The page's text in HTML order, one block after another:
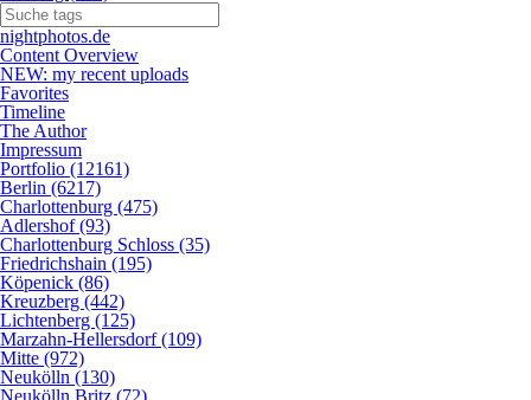
nightphotos.de
Content Overview
NEW: my recent uploads
Favorites
Timeline
The Author
Impressum
Portfolio (12161)
Berlin (6217)
Charlottenburg (475)
Adlershof (93)
Charlottenburg Schloss (35)
Friedrichshain (195)
Köpenick (86)
Kreuzberg (442)
Lichtenberg (125)
Marzahn-Hellersdorf (109)
Mitte (972)
Neukölln (130)
Neukölln Britz (72)